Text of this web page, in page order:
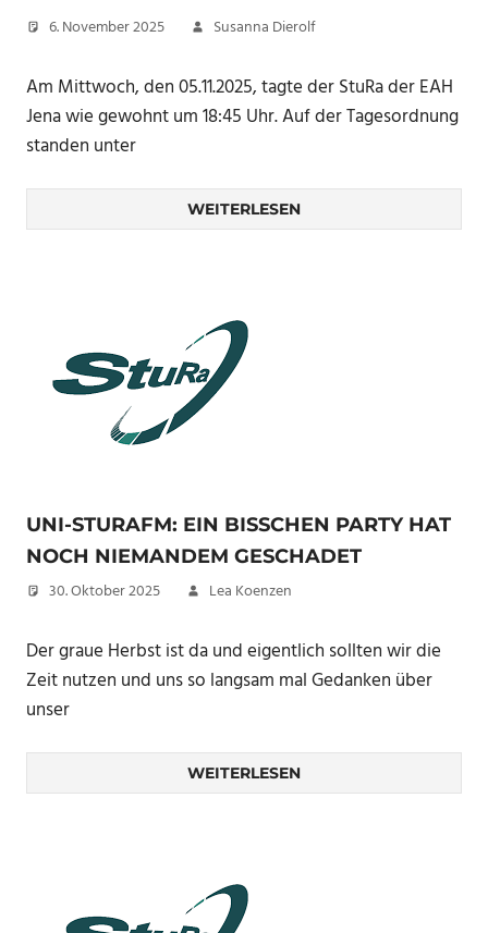
6. November 2025 Susanna Dierolf
Am Mittwoch, den 05.11.2025, tagte der StuRa der EAH
Jena wie gewohnt um 18:45 Uhr. Auf der Tagesordnung
standen unter
WEITERLESEN
UNI-STURAFM: EIN BISSCHEN PARTY HAT
NOCH NIEMANDEM GESCHADET
30. Oktober 2025 Lea Koenzen
Der graue Herbst ist da und eigentlich sollten wir die
Zeit nutzen und uns so langsam mal Gedanken über
unser
WEITERLESEN